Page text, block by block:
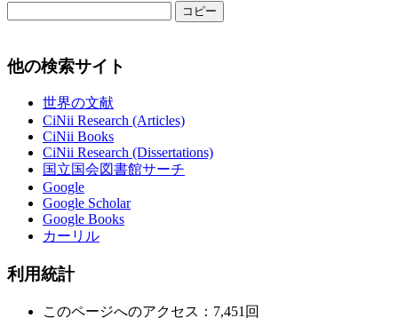
コピー
他の検索サイト
世界の文献
CiNii Research (Articles)
CiNii Books
CiNii Research (Dissertations)
国立国会図書館サーチ
Google
Google Scholar
Google Books
カーリル
利用統計
このページへのアクセス：7,451回